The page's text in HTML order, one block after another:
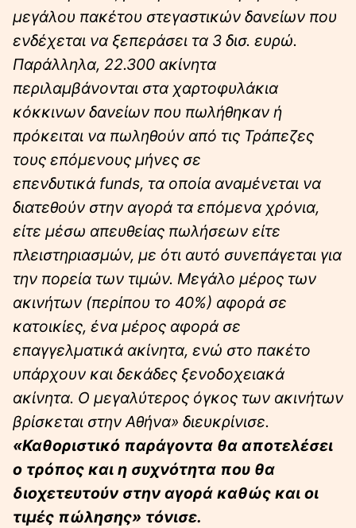
μεγάλου πακέτου στεγαστικών δανείων που
ενδέχεται να ξεπεράσει τα 3 δισ. ευρώ.
Παράλληλα, 22.300 ακίνητα
περιλαμβάνονται στα χαρτοφυλάκια
κόκκινων δανείων που πωλήθηκαν ή
πρόκειται να πωληθούν από τις Τράπεζες
τους επόμενους μήνες σε
επενδυτικά funds, τα οποία αναμένεται να
διατεθούν στην αγορά τα επόμενα χρόνια,
είτε μέσω απευθείας πωλήσεων είτε
πλειστηριασμών, με ότι αυτό συνεπάγεται για
την πορεία των τιμών. Μεγάλο μέρος των
ακινήτων (περίπου το 40%) αφορά σε
κατοικίες, ένα μέρος αφορά σε
επαγγελματικά ακίνητα, ενώ στο πακέτο
υπάρχουν και δεκάδες ξενοδοχειακά
ακίνητα. Ο μεγαλύτερος όγκος των ακινήτων
βρίσκεται στην Αθήνα» διευκρίνισε.
«Καθοριστικό παράγοντα θα αποτελέσει
ο τρόπος και η συχνότητα που θα
διοχετευτούν στην αγορά καθώς και οι
τιμές πώλησης» τόνισε.